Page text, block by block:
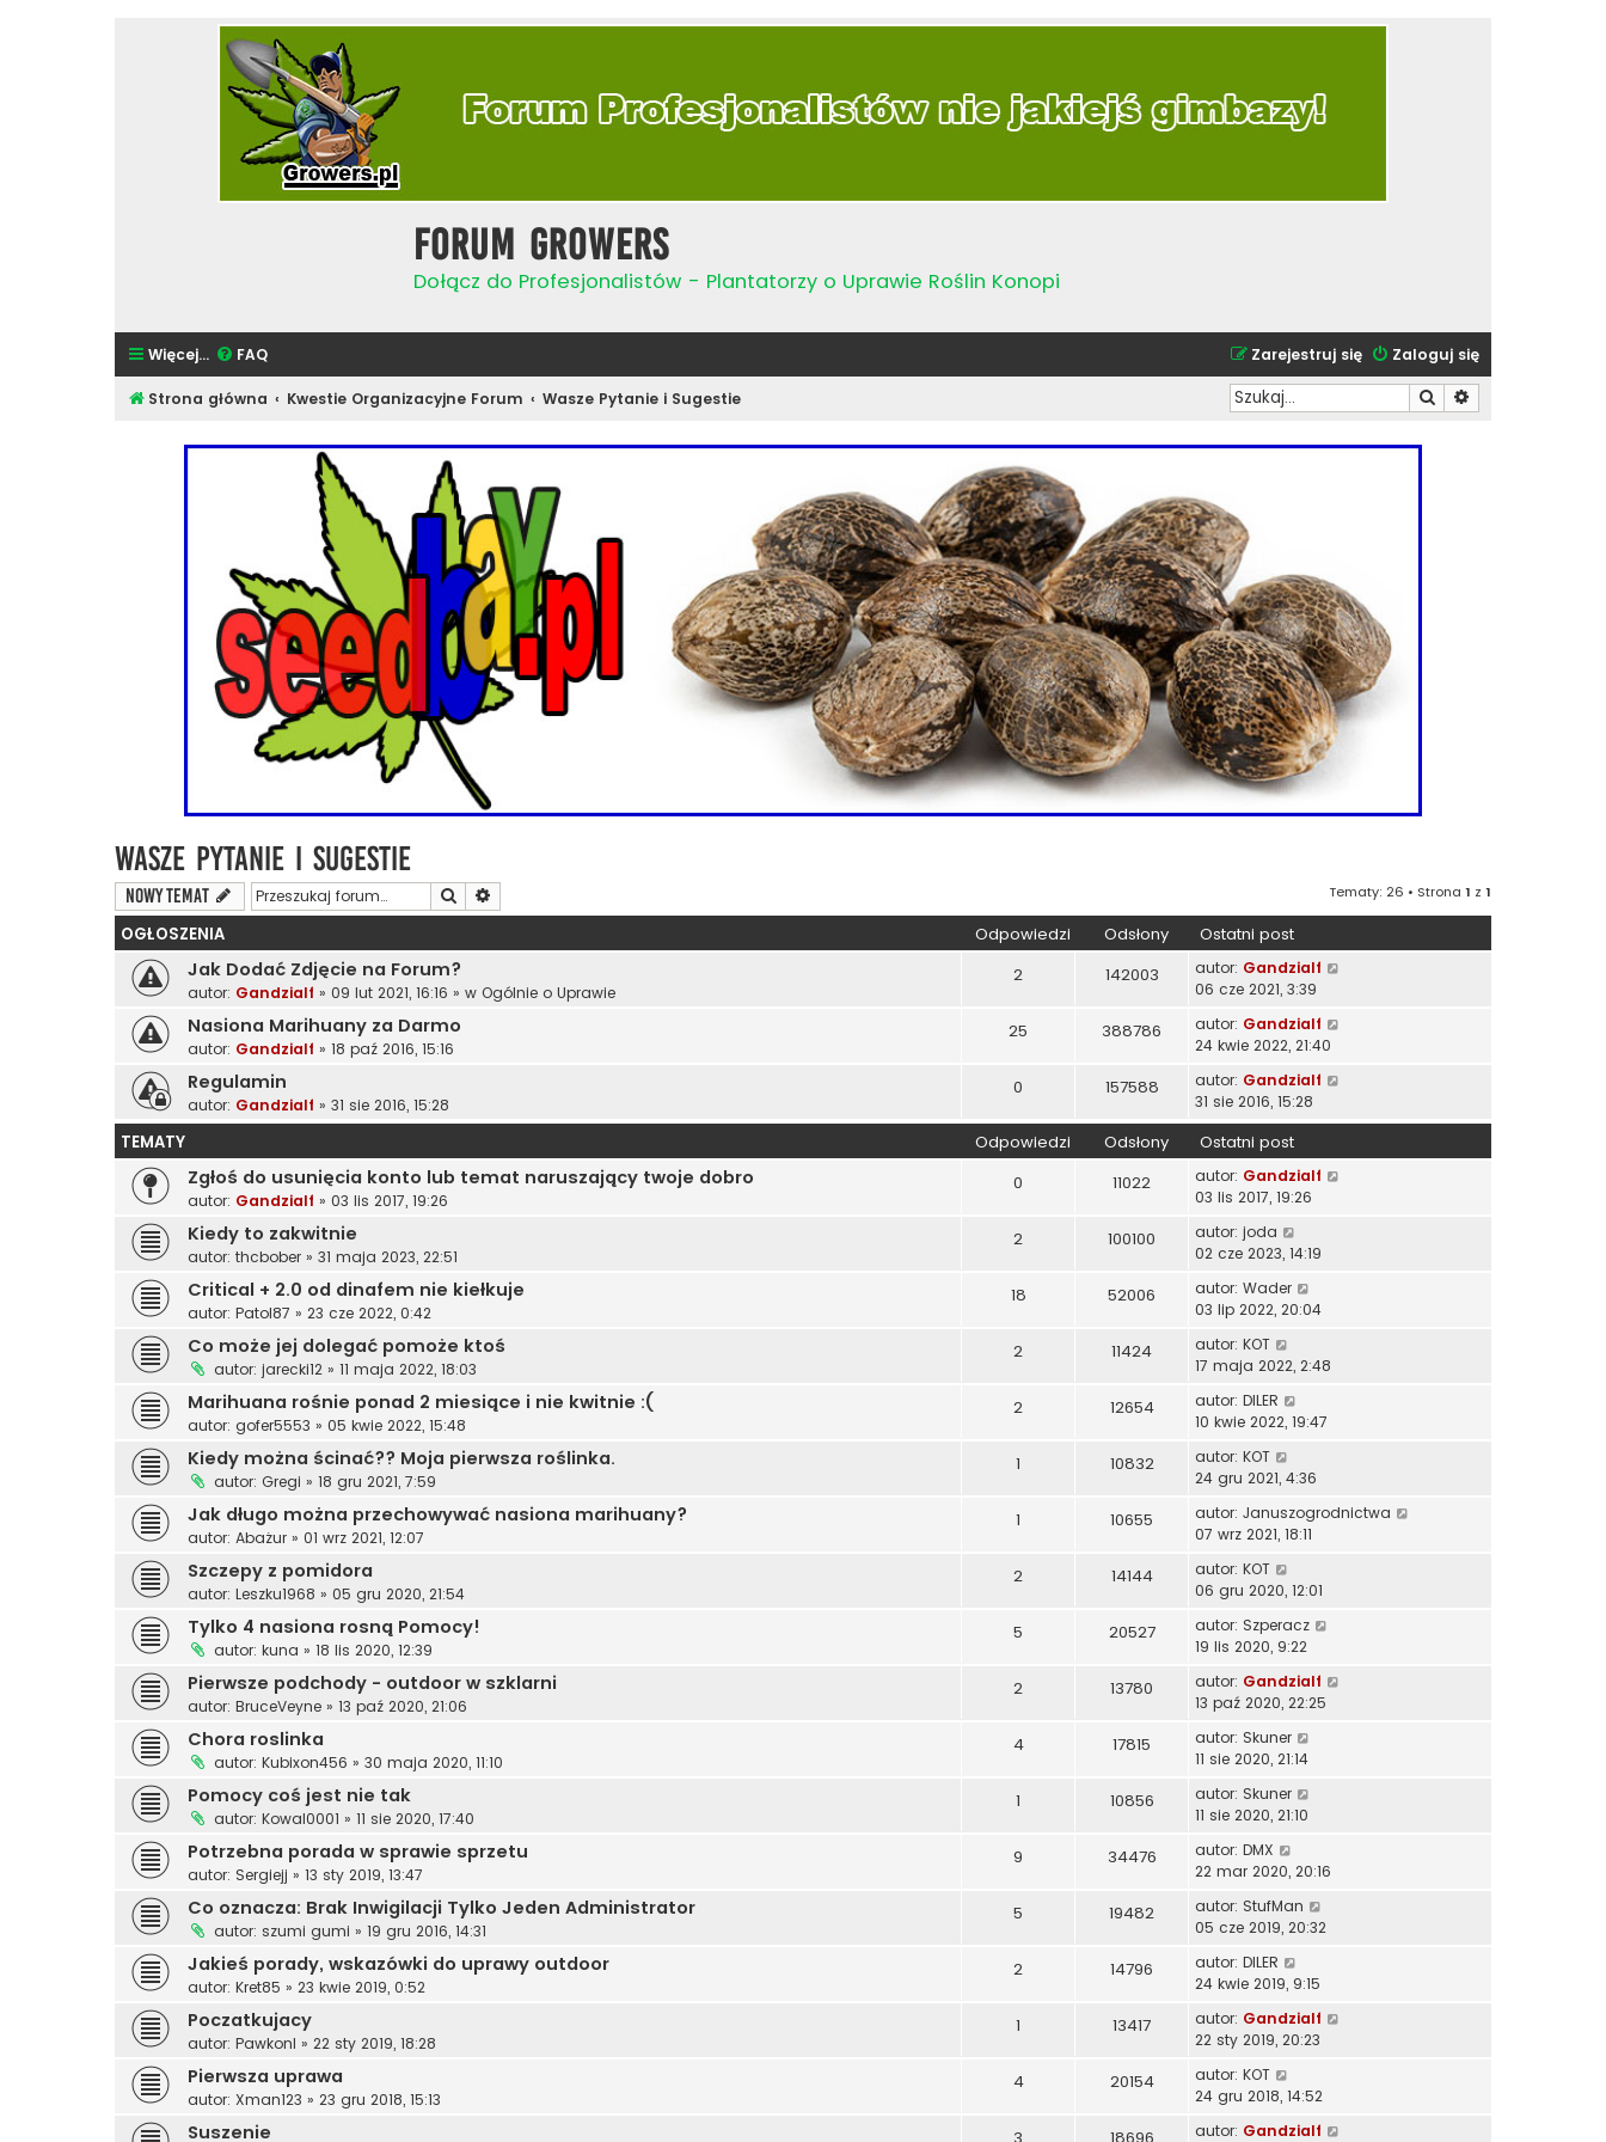
Forum Growers
Dołącz do Profesjonalistów - Plantatorzy o Uprawie Roślin Konopi
Więcej… FAQ Zaloguj się
Zarejestruj się
Strona główna Kwestie Organizacyjne Forum Wasze Pytanie i Sugestie Szukaj
Wasze Pytanie i Sugestie
NOWY TEMAT Szukaj Tematy: 26 • Strona 1 z 1
OGŁOSZENIA Odpowiedzi Odsłony Ostatni post
Jak Dodać Zdjęcie na Forum?
autor: Gandzialf » 09 lut 2021, 16:16 » w Ogólnie o Uprawie
2 142003 autor: Gandzialf
06 cze 2021, 3:39
Nasiona Marihuany za Darmo
autor: Gandzialf » 18 paź 2016, 15:16
25 388786 autor: Gandzialf
24 kwie 2022, 21:40
Regulamin
autor: Gandzialf » 31 sie 2016, 15:28
0 157588 autor: Gandzialf
31 sie 2016, 15:28
TEMATY Odpowiedzi Odsłony Ostatni post
Zgłoś do usunięcia konto lub temat naruszający twoje dobro
autor: Gandzialf » 03 lis 2017, 19:26
0 11022 autor: Gandzialf
03 lis 2017, 19:26
Kiedy to zakwitnie
autor: thcbober » 31 maja 2023, 22:51
2 100100 autor: joda
02 cze 2023, 14:19
Critical + 2.0 od dinafem nie kiełkuje
autor: Patol87 » 23 cze 2022, 0:42
18 52006 autor: Wader
03 lip 2022, 20:04
Co może jej dolegać pomoże ktoś
autor: jarecki12 » 11 maja 2022, 18:03
2 11424 autor: KOT
17 maja 2022, 2:48
Marihuana rośnie ponad 2 miesiące i nie kwitnie :(
autor: gofer5553 » 05 kwie 2022, 15:48
2 12654 autor: DILER
10 kwie 2022, 19:47
Kiedy można ścinać?? Moja pierwsza roślinka.
autor: Gregi » 18 gru 2021, 7:59
1 10832 autor: KOT
24 gru 2021, 4:36
Jak długo można przechowywać nasiona marihuany?
autor: Abażur » 01 wrz 2021, 12:07
1 10655 autor: Januszogrodnictwa
07 wrz 2021, 18:11
Szczepy z pomidora
autor: Leszku1968 » 05 gru 2020, 21:54
2 14144 autor: KOT
06 gru 2020, 12:01
Tylko 4 nasiona rosną Pomocy!
autor: kuna » 18 lis 2020, 12:39
5 20527 autor: Szperacz
19 lis 2020, 9:22
Pierwsze podchody - outdoor w szklarni
autor: BruceVeyne » 13 paź 2020, 21:06
2 13780 autor: Gandzialf
13 paź 2020, 22:25
Chora roslinka
autor: Kubixon456 » 30 maja 2020, 11:10
4 17815 autor: Skuner
11 sie 2020, 21:14
Pomocy coś jest nie tak
autor: Kowal0001 » 11 sie 2020, 17:40
1 10856 autor: Skuner
11 sie 2020, 21:10
Potrzebna porada w sprawie sprzetu
autor: Sergiejj » 13 sty 2019, 13:47
9 34476 autor: DMX
22 mar 2020, 20:16
Co oznacza: Brak Inwigilacji Tylko Jeden Administrator
autor: szumi gumi » 19 gru 2016, 14:31
5 19482 autor: StufMan
05 cze 2019, 20:32
Jakieś porady, wskazówki do uprawy outdoor
autor: Kret85 » 23 kwie 2019, 0:52
2 14796 autor: DILER
24 kwie 2019, 9:15
Poczatkujacy
autor: Pawkonl » 22 sty 2019, 18:28
1 13417 autor: Gandzialf
22 sty 2019, 20:23
Pierwsza uprawa
autor: Xman123 » 23 gru 2018, 15:13
4 20154 autor: KOT
24 gru 2018, 14:52
Suszenie autor: Gandzialf